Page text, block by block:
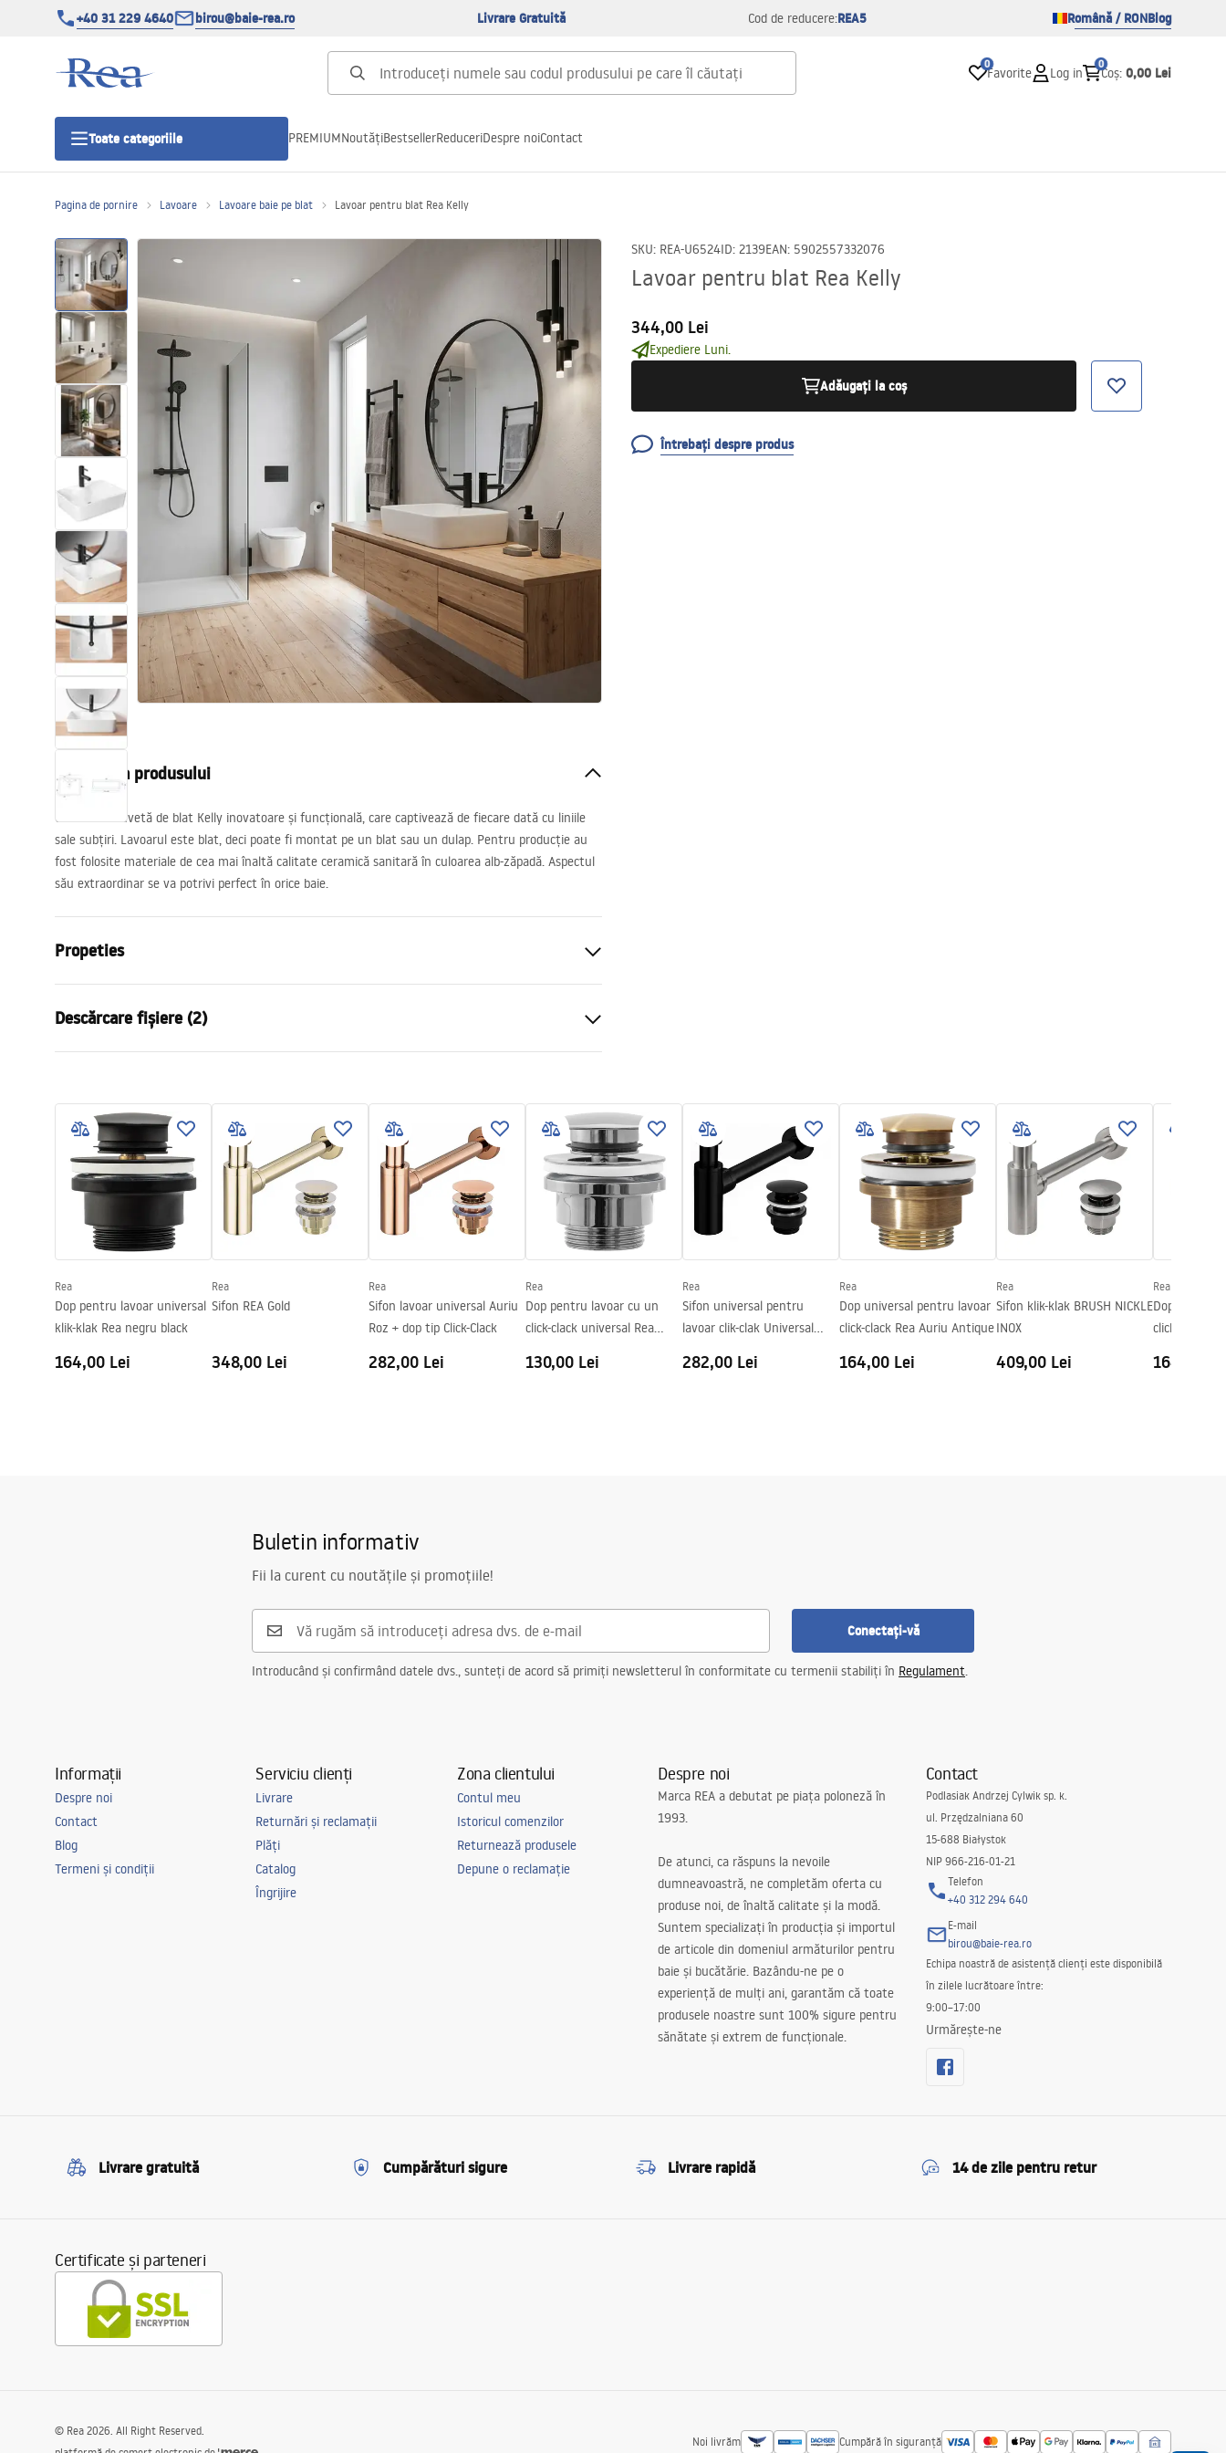
+40 31 229 4640 birou@baie-rea.ro Livrare Gratuită Cod de reducere:REA5 Română / RONBlog
0
Favorite Log in
0
Coș: 0,00 Lei
Toate categoriile
Usi pentru cabine de dus
Cadite de dus
Rigole Liniare
Vase WC si Bideuri
Cazi cu paravane
Baterii sanitare
Dusuri
Bucatarie
PREMIUMNoutățiBestsellerReduceriDespre noiContact
Pagina de pornire Lavoare Lavoare baie pe blat Lavoar pentru blat Rea Kelly
SKU: REA-U6524ID: 2139EAN: 5902557332076
Lavoar pentru blat Rea Kelly
344,00 Lei
Expediere Luni.
Adăugați la coș
Întrebați despre produs
Descrierea produsului
Oferim o chiuvetă de blat Kelly inovatoare și funcțională, care captivează de fiecare dată cu liniile
sale subțiri. Lavoarul este blat, deci poate fi montat pe un blat sau un dulap. Pentru producție au
fost folosite materiale de cea mai înaltă calitate ceramică sanitară în culoarea alb-zăpadă. Aspectul
său extraordinar se va potrivi perfect în orice baie.
Propeties
Material
Culoare
Alb
Lungime
Latime
380
mm
Inalime
mm
Formă
Dreptunghiular
Preaplin
Da
Orificiu pentru preaplin
Da Nu
Descărcare fișiere (2)
Basin.pdf
Warranty_Terms_and_Conditions_
Basins_-_5.pdf
Rea
Dop pentru lavoar universal
klik-klak Rea negru black
164,00 Lei
Rea
Sifon REA Gold
348,00 Lei
Rea
Sifon lavoar universal Auriu
Roz + dop tip Click-Clack
282,00 Lei
Rea
Dop pentru lavoar cu un
click-clack universal Rea
130,00 Lei
Rea
Sifon universal pentru
lavoar clik-clak Universal
282,00 Lei
Rea
Dop universal pentru lavoar
click-clack Rea Auriu Antique
164,00 Lei
Rea
Sifon klik-klak BRUSH NICKLE
INOX
409,00 Lei
Rea
Dop
click-clack
164,00
Buletin informativ
Fii la curent cu noutățile și promoțiile!
Conectați-vă
Introducând și confirmând datele dvs., sunteți de acord să primiți newsletterul în conformitate cu termenii stabiliți în Regulament.
Informații
Despre noi
Contact
Blog
Termeni și condiții
Serviciu clienți
Livrare
Returnări și reclamații
Plăți
Catalog
Îngrijire
Zona clientului
Contul meu
Istoricul comenzilor
Returnează produsele
Depune o reclamație
Despre noi
Marca REA a debutat pe piața poloneză în
1993.
De atunci, ca răspuns la nevoile
dumneavoastră, ne completăm oferta cu
produse noi, de înaltă calitate și la modă.
Suntem specializați în producția și importul
de articole din domeniul armăturilor pentru
baie și bucătărie. Bazându-ne pe o
experiență de mulți ani, garantăm că toate
produsele noastre sunt 100% sigure pentru
sănătate și extrem de funcționale.
Contact
Podlasiak Andrzej Cylwik sp. k.
ul. Przędzalniana 60
15-688 Białystok
NIP 966-216-01-21
Telefon
+40 312 294 640
E-mail
birou@baie-rea.ro
Echipa noastră de asistență clienți este disponibilă
în zilele lucrătoare între:
9:00–17:00
Urmărește-ne
Livrare gratuită Cumpărături sigure Livrare rapidă 14 de zile pentru retur
Certificate și parteneri
Noi livrăm Cumpără în siguranță
© Rea 2026. All Right Reserved.